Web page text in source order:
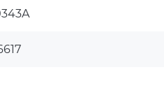
Вентилятор
для систем, где важны
плавной и